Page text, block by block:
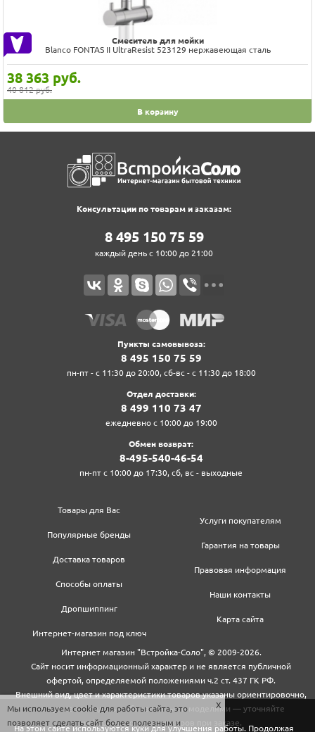
Смеситель для мойки
Blanco FONTAS II UltraResist 523129 нержавеющая сталь
38 363 руб.
40 812 руб.
В корзину
Консультации по товарам и заказам:
8‍ 4‍9‍5‍ 1‍5‍0‍ 7‍5‍ 5‍9‍
каждый день с 10:00 до 21:00
Пункты самовывоза:
8‍ 4‍9‍5‍ 1‍5‍0‍ 7‍5‍ 5‍9‍
пн-пт - с 11:30 до 20:00, сб-вс - с 11:30 до 18:00
Отдел доставки:
8‍ 4‍9‍9‍ 1‍1‍0‍ 7‍3‍ 4‍7‍
ежедневно с 10:00 до 19:00
Обмен возврат:
8‍-4‍9‍5‍-5‍4‍0‍-4‍6‍-5‍4‍
пн-пт с 10:00 до 17:30, сб, вс - выходные
Товары для Вас
Популярные бренды
Доставка товаров
Способы оплаты
Дропшиппинг
Интернет-магазин под ключ
Услуги покупателям
Гарантия на товары
Правовая информация
Наши контакты
Карта сайта
Интернет магазин "Встройка-Соло", © 2009-2026.
Сайт носит информационный характер и не является публичной
офертой, определяемой положениями ч.2 ст. 437 ГК РФ.
Внешний вид, цвет и характеристики товаров указаны ориентировочно,
могут не совпадать с обновленными моделями — уточняйте
информацию у менеджеров при заказе.
На этом сайте используются куки для улучшения работы. Продолжая
Мы используем cookie для работы сайта, это
позволяет сделать сайт более полезным и